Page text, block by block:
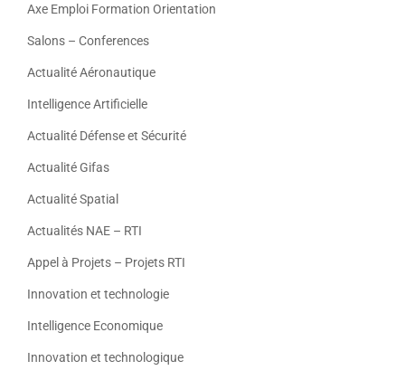
Axe Emploi Formation Orientation
Salons – Conferences
Actualité Aéronautique
Intelligence Artificielle
Actualité Défense et Sécurité
Actualité Gifas
Actualité Spatial
Actualités NAE – RTI
Appel à Projets – Projets RTI
Innovation et technologie
Intelligence Economique
Innovation et technologique